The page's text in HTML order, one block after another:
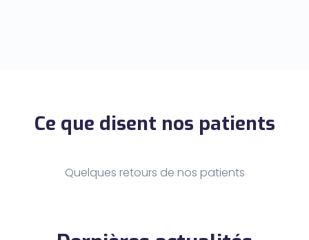
Ce que disent nos patients
Quelques retours de nos patients